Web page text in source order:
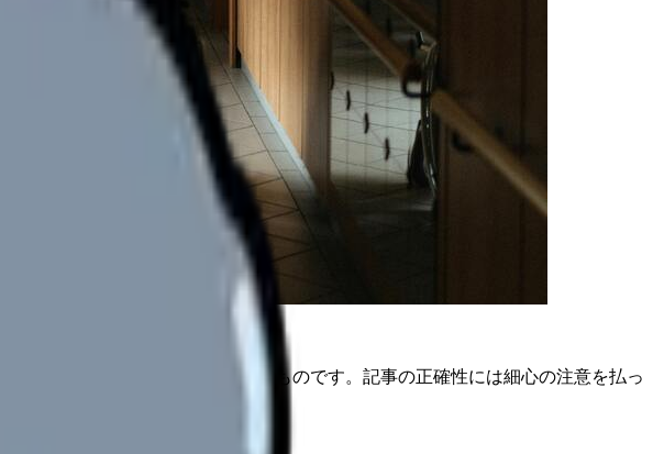
ます。掲載情報は公開日時点のものです。記事の正確性には細心の注意を払っ